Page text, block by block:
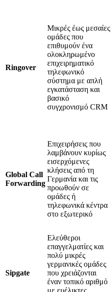
Ringover
Μικρές έως μεσαίες
ομάδες που
επιθυμούν ένα
ολοκληρωμένο
επιχειρηματικό
τηλεφωνικό
σύστημα με απλή
εγκατάσταση και
βασικό
συγχρονισμό CRM
Global Call
Forwarding
Επιχειρήσεις που
λαμβάνουν κυρίως
εισερχόμενες
κλήσεις από τη
Γερμανία και τις
προωθούν σε
ομάδες ή
τηλεφωνικά κέντρα
στο εξωτερικό
Sipgate
Ελεύθεροι
επαγγελματίες και
πολύ μικρές
γερμανικές ομάδες
που χρειάζονται
έναν τοπικό αριθμό
με ευέλικτες